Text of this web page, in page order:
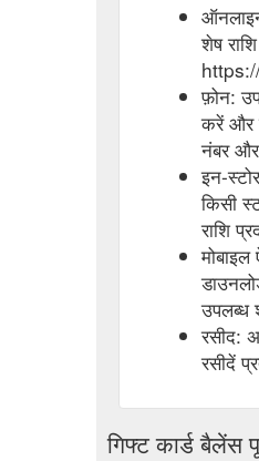
शेष
फ़ोन:
करें और
नंबर
इन-
किसी
राशि
उपलब्ध
रसीद:
रसीदें
गिफ्ट कार्ड बैलेंस